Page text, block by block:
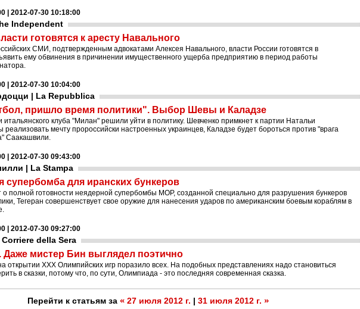
| 2012-07-30 10:18:00
Independent
готовятся к аресту Навального
СМИ, подтвержденным адвокатами Алексея Навального, власти России готовятся в
ему обвинения в причинении имущественного ущерба предприятию в период работы
| 2012-07-30 10:04:00
| La Repubblica
пришло время политики". Выбор Шевы и Каладзе
итальянского клуба "Милан" решили уйти в политику. Шевченко примкнет к партии Натальи
реализовать мечту пророссийски настроенных украинцев, Каладзе будет бороться против "врага
Саакашвили.
| 2012-07-30 09:43:00
| La Stampa
супербомба для иранских бункеров
о полной готовности неядерной супербомбы MOP, созданной специально для разрушения бункеров
Тегеран совершенствует свое оружие для нанесения ударов по американским боевым кораблям в
| 2012-07-30 09:27:00
della Sera
Даже мистер Бин выглядел поэтично
открытии ХХХ Олимпийских игр поразило всех. На подобных представлениях надо становиться
в сказки, потому что, по сути, Олимпиада - это последняя современная сказка.
Перейти к статьям за « 27 июля 2012 г. | 31 июля 2012 г. »